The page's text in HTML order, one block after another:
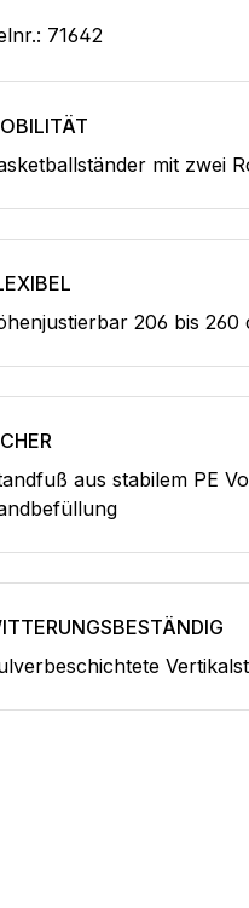
71642
mit zwei
206 bis 260
aus stabilem PE